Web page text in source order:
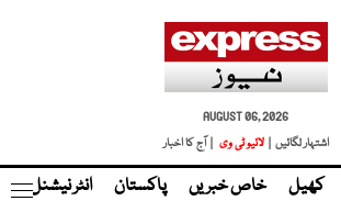
AUGUST 06, 2026
اشتہار لگائیں |
لائیو ٹی وی | آج کا اخبار
کھیل خاص خبریں پاکستان انٹر نیشنل